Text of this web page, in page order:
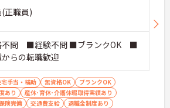
正職員)
不問 ■経験不問 ■ブランクOK ■
らの転職歓迎
手当・補助 無資格OK
ブランクOK
あり
産休･育休･介護休暇取得実績あり
険完備 交通費支給 退職金制度あり